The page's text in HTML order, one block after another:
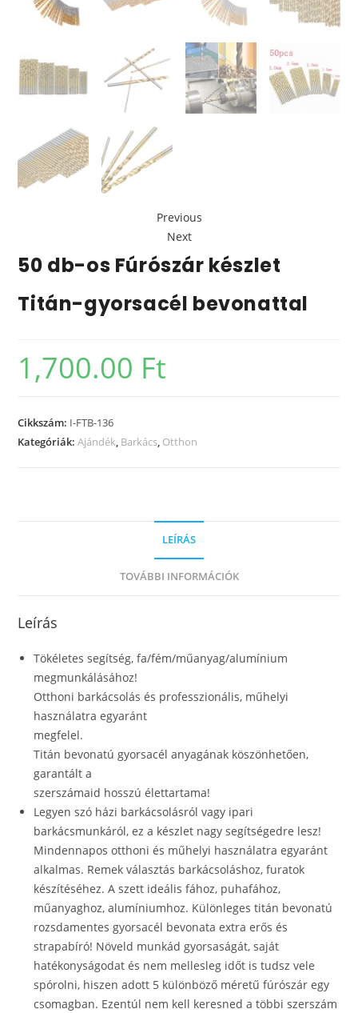
Previous
Next
50 db-os Fúrószár készlet
Titán-gyorsacél bevonattal
1,700.00 Ft
Cikkszám: I-FTB-136
Kategóriák:Ajándék, Barkács, Otthon
LEÍRÁS
TOVÁBBI INFORMÁCIÓK
Leírás
Tökéletes segítség, fa/fém/műanyag/alumínium
megmunkálásához!
Otthoni barkácsolás és professzionális, műhelyi
használatra egyaránt
megfelel.
Titán bevonatú gyorsacél anyagának köszönhetően,
garantált a
szerszámaid hosszú élettartama!
Legyen szó házi barkácsolásról vagy ipari
barkácsmunkáról, ez a készlet nagy segítségedre lesz!
Mindennapos otthoni és műhelyi használatra egyaránt
alkalmas. Remek választás barkácsoláshoz, furatok
készítéséhez. A szett ideális fához, puhafához,
műanyaghoz, alumíniumhoz. Különleges titán bevonatú
rozsdamentes gyorsacél bevonata extra erős és
strapabíró! Növeld munkád gyorsaságát, saját
hatékonyságodat és nem mellesleg időt is tudsz vele
spórolni, hiszen adott 5 különböző méretű fúrószár egy
csomagban. Ezentúl nem kell keresned a többi szerszám